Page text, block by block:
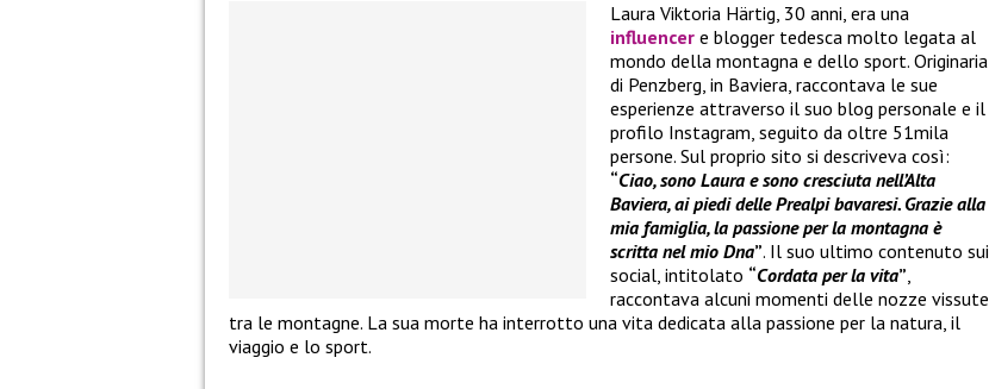
Laura Viktoria Härtig, 30 anni, era una
influencer e blogger tedesca molto legata al
mondo della montagna e dello sport. Originaria
di Penzberg, in Baviera, raccontava le sue
esperienze attraverso il suo blog personale e il
profilo Instagram, seguito da oltre 51mila
persone. Sul proprio sito si descriveva così:
“Ciao, sono Laura e sono cresciuta nell’Alta
Baviera, ai piedi delle Prealpi bavaresi. Grazie alla
mia famiglia, la passione per la montagna è
scritta nel mio Dna”. Il suo ultimo contenuto sui
social, intitolato “Cordata per la vita”,
raccontava alcuni momenti delle nozze vissute
tra le montagne. La sua morte ha interrotto una vita dedicata alla passione per la natura, il
viaggio e lo sport.